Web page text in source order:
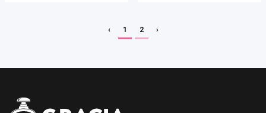
‹ 1 2 ›